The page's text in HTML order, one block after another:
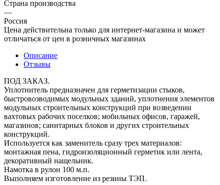
Страна производства
—
Россия
Цена действительна только для интернет-магазина и может
отличаться от цен в розничных магазинах
Описание
Отзывы
ПОД ЗАКАЗ.
Уплотнитель предназначен для герметизации стыков,
быстровозводимых модульных зданий, уплотнения элементов
модульных строительных конструкций при возведении
вахтовых рабочих поселков; мобильных офисов, гаражей,
магазинов; санитарных блоков и других строительных
конструкций.
Используется как заменитель сразу трех материалов:
монтажная пена, гидроизоляционный герметик или лента,
декоративный нащельник.
Намотка в рулон 100 м.п.
Выполняем изготовление из резины ТЭП.